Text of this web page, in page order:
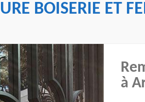
BOISERIE ET
à